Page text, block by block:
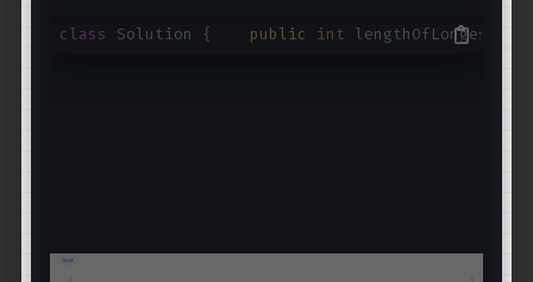
class Solution { public int